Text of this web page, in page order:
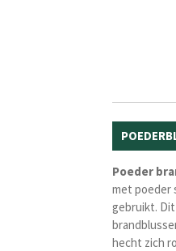
Poeder
met poeder
gebruikt.
hecht zich